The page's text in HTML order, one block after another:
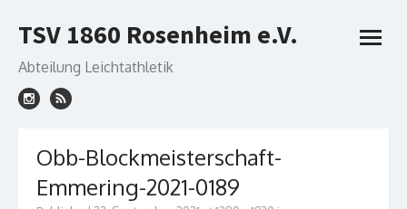
to
TSV 1860 Rosenheim e.V.
Abteilung Leichtathletik
open
Obb-Blockmeisterschaft-
Emmering-2021-0189